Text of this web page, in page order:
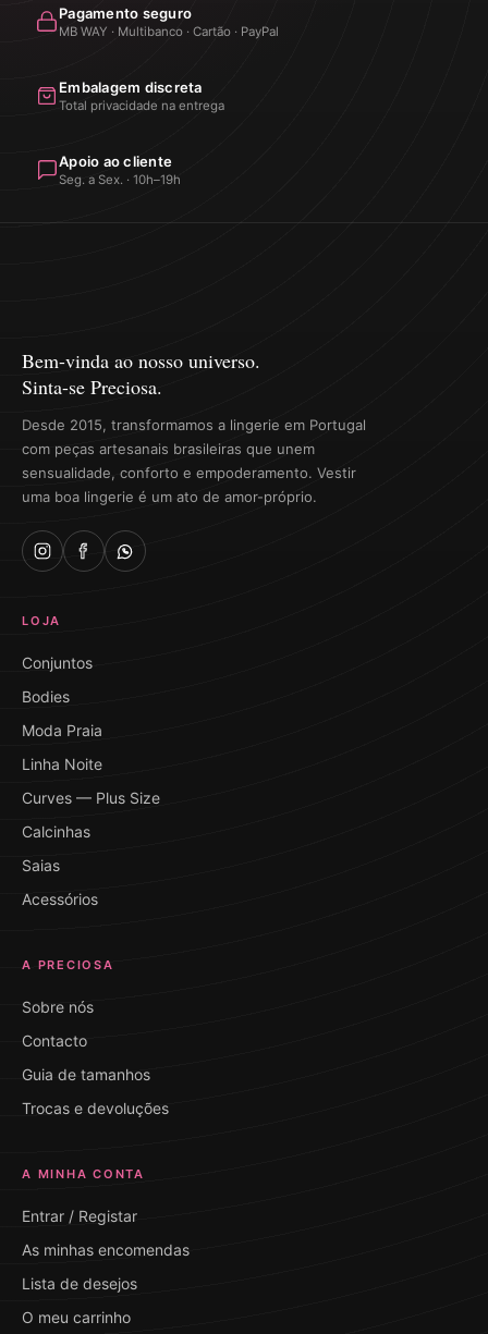
Pagamento seguro
MB WAY · Multibanco · Cartão · PayPal
Embalagem discreta
Total privacidade na entrega
Apoio ao cliente
Seg. a Sex. · 10h–19h
Bem-vinda ao nosso universo.
Sinta-se Preciosa.
Desde 2015, transformamos a lingerie em Portugal
com peças artesanais brasileiras que unem
sensualidade, conforto e empoderamento. Vestir
uma boa lingerie é um ato de amor-próprio.
LOJA
Conjuntos
Bodies
Moda Praia
Linha Noite
Curves — Plus Size
Calcinhas
Saias
Acessórios
A PRECIOSA
Sobre nós
Contacto
Guia de tamanhos
Trocas e devoluções
A MINHA CONTA
Entrar / Registar
As minhas encomendas
Lista de desejos
O meu carrinho